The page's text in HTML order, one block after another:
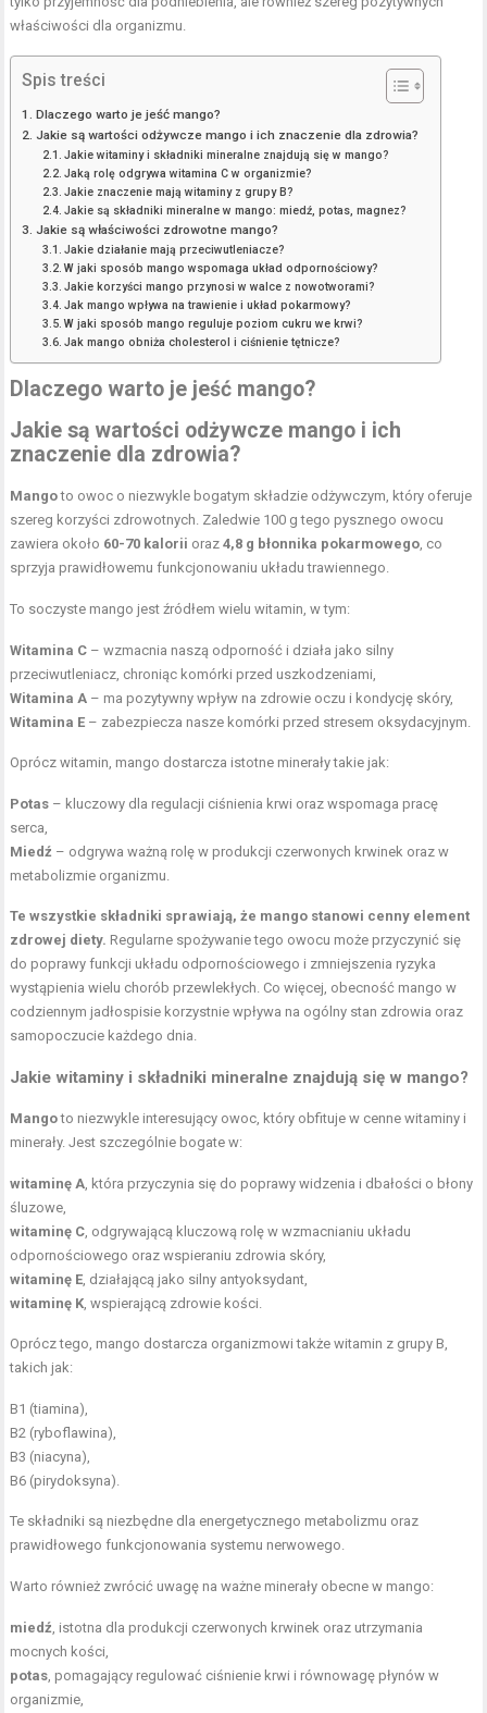
właściwości dla organizmu.
Spis treści
Dlaczego warto je jeść mango?
Jakie są wartości odżywcze mango i ich znaczenie dla zdrowia?
Jakie witaminy i składniki mineralne znajdują się w mango?
Jaką rolę odgrywa witamina C w organizmie?
Jakie znaczenie mają witaminy z grupy B?
Jakie są składniki mineralne w mango: miedź, potas, magnez?
Jakie są właściwości zdrowotne mango?
Jakie działanie mają przeciwutleniacze?
W jaki sposób mango wspomaga układ odpornościowy?
Jakie korzyści mango przynosi w walce z nowotworami?
Jak mango wpływa na trawienie i układ pokarmowy?
W jaki sposób mango reguluje poziom cukru we krwi?
Jak mango obniża cholesterol i ciśnienie tętnicze?
Dlaczego warto je jeść mango?
Jakie są wartości odżywcze mango i ich
znaczenie dla zdrowia?
Mangoto owoc o niezwykle bogatym składzie odżywczym, który oferuje
szereg korzyści zdrowotnych. Zaledwie 100 g tego pysznego owocu
zawiera około 60-70 kalorii oraz4,8 g błonnika pokarmowego , co
sprzyja prawidłowemu funkcjonowaniu układu trawiennego.
To soczyste mango jest źródłem wielu witamin, w tym:
Witamina C – wzmacnia naszą odporność i działa jako silny
przeciwutleniacz, chroniąc komórki przed uszkodzeniami,
Witamina A – ma pozytywny wpływ na zdrowie oczu i kondycję skóry,
Witamina E – zabezpiecza nasze komórki przed stresem oksydacyjnym.
Oprócz witamin, mango dostarcza istotne minerały takie jak:
Potas – kluczowy dla regulacji ciśnienia krwi oraz wspomaga pracę
serca,
Miedź – odgrywa ważną rolę w produkcji czerwonych krwinek oraz w
metabolizmie organizmu.
Te wszystkie składniki sprawiają, że mango stanowi cenny element
zdrowej diety. Regularne spożywanie tego owocu może przyczynić się
do poprawy funkcji układu odpornościowego i zmniejszenia ryzyka
wystąpienia wielu chorób przewlekłych. Co więcej, obecność mango w
codziennym jadłospisie korzystnie wpływa na ogólny stan zdrowia oraz
samopoczucie każdego dnia.
Jakie witaminy i składniki mineralne znajdują się w mango?
Mangoto niezwykle interesujący owoc, który obfituje w cenne witaminy i
minerały. Jest szczególnie bogate w:
witaminę A , która przyczynia się do poprawy widzenia i dbałości o błony
śluzowe,
witaminę C , odgrywającą kluczową rolę w wzmacnianiu układu
odpornościowego oraz wspieraniu zdrowia skóry,
witaminę E , działającą jako silny antyoksydant,
witaminę K , wspierającą zdrowie kości.
Oprócz tego, mango dostarcza organizmowi także witamin z grupy B,
takich jak:
B1 (tiamina),
B2 (ryboflawina),
B3 (niacyna),
B6 (pirydoksyna).
Te składniki są niezbędne dla energetycznego metabolizmu oraz
prawidłowego funkcjonowania systemu nerwowego.
Warto również zwrócić uwagę na ważne minerały obecne w mango:
miedź , istotna dla produkcji czerwonych krwinek oraz utrzymania
mocnych kości,
potas , pomagający regulować ciśnienie krwi i równowagę płynów w
organizmie,